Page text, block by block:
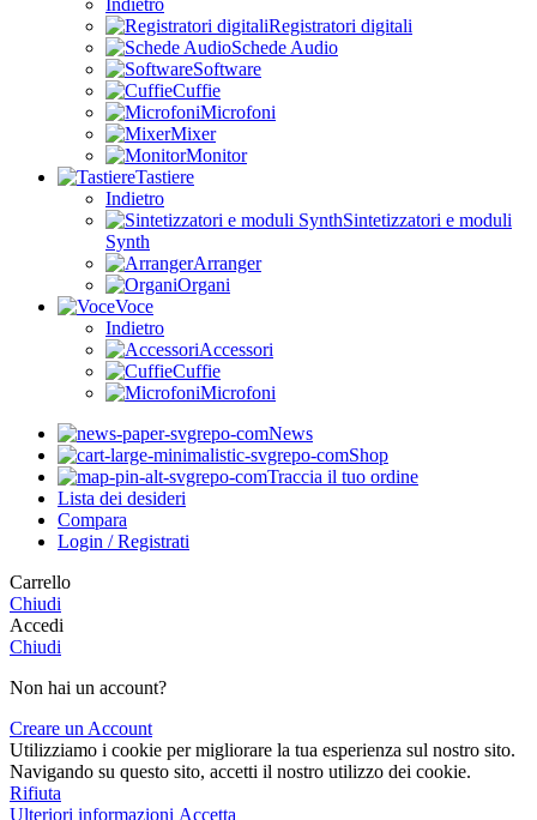
Registratori digitali
Schede Audio
Software
Cuffie
Microfoni
Mixer
Monitor
Tastiere
Indietro
Sintetizzatori e moduli
Synth
Arranger
Organi
Voce
Indietro
Accessori
Cuffie
Microfoni
News
Shop
Traccia il tuo ordine
Lista dei desideri
Compara
Login / Registrati
Carrello
Chiudi
Accedi
Chiudi
Non hai un account?
Creare un Account
Utilizziamo i cookie per migliorare la tua esperienza sul nostro sito.
Navigando su questo sito, accetti il nostro utilizzo dei cookie.
Rifiuta
Ulteriori informazioni Ulteriori
Accetta